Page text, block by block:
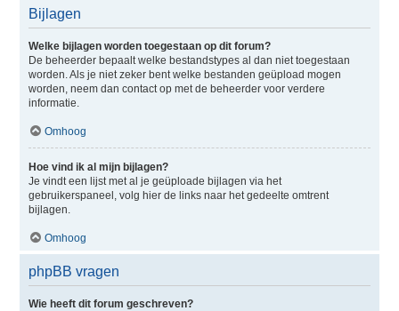
Bijlagen
Welke bijlagen worden toegestaan op dit forum?
De beheerder bepaalt welke bestandstypes al dan niet toegestaan
worden. Als je niet zeker bent welke bestanden geüpload mogen
worden, neem dan contact op met de beheerder voor verdere
informatie.
Omhoog
Hoe vind ik al mijn bijlagen?
Je vindt een lijst met al je geüploade bijlagen via het
gebruikerspaneel, volg hier de links naar het gedeelte omtrent
bijlagen.
Omhoog
phpBB vragen
Wie heeft dit forum geschreven?